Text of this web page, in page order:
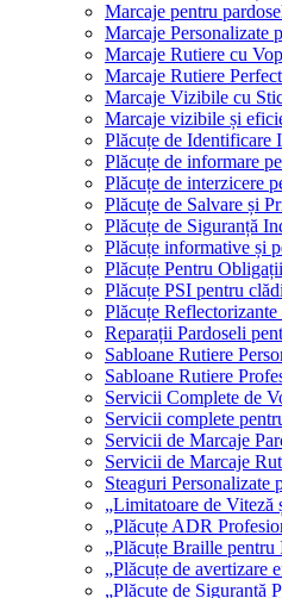
Marcaje pentru
Marcaje Personalizate
Marcaje Rutiere cu
Marcaje Rutiere
Marcaje Vizibile cu
Marcaje vizibile și
Plăcuțe de Identificare
Plăcuțe de informare
Plăcuțe de interzicere
Plăcuțe de Salvare și
Plăcuțe de Siguranță
Plăcuțe informative și
Plăcuțe Pentru
Plăcuțe PSI pentru
Plăcuțe
Reparații Pardoseli
Sabloane Rutiere
Sabloane Rutiere
Servicii Complete de
Servicii complete
Servicii de Marcaje
Servicii de Marcaje
Steaguri Personalizate
„Limitatoare de
„Plăcuțe ADR
„Plăcuțe Braille
„Plăcuțe de avertizare
„Plăcuțe de Siguranță